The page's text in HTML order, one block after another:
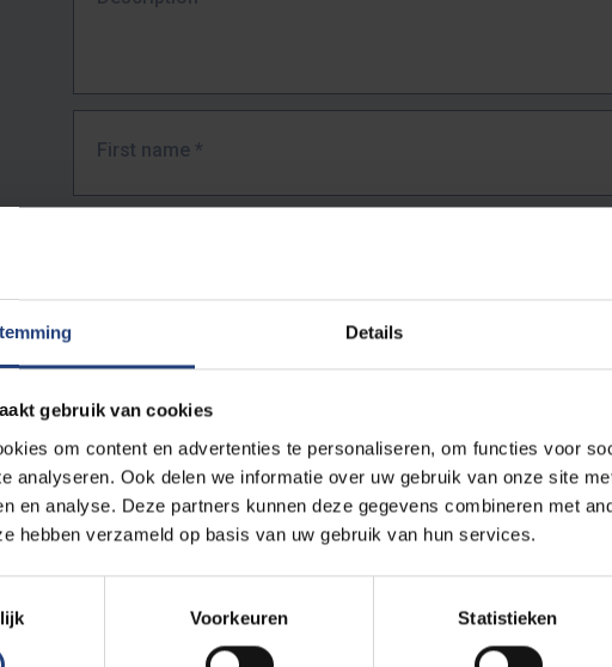
Details
gebruik van cookies
om content en advertenties te personaliseren, om functies voor
analyseren. Ook delen we informatie over uw gebruik van onze site
en analyse. Deze partners kunnen deze gegevens combineren met
hebben verzameld op basis van uw gebruik van hun services.
Voorkeuren Statistieken
First name *
The full URL of the page where you encountered the error.
E.g. https://www.vub.be/nl/studeren-aan-de-vub/alle-opleidingen